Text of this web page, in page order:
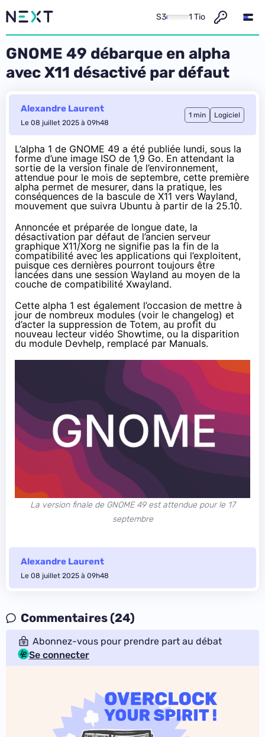
S3 1 Tio
GNOME 49 débarque en alpha
avec X11 désactivé par défaut
Alexandre Laurent
Le 08 juillet 2025 à 09h48
1 min Logiciel
L’alpha 1 de GNOME 49 a été publiée lundi, sous la
forme d’une image ISO de 1,9 Go. En attendant la
sortie de la version finale de l’environnement,
attendue pour le mois de septembre, cette première
alpha permet de mesurer, dans la pratique, les
conséquences de la bascule de X11 vers Wayland,
mouvement que suivra Ubuntu à partir de la 25.10.
Annoncée et préparée de longue date, la
désactivation par défaut de l’ancien serveur
graphique X11/Xorg ne signifie pas la fin de la
compatibilité avec les applications qui l’exploitent,
puisque ces dernières pourront toujours être
lancées dans une session Wayland au moyen de la
couche de compatibilité Xwayland.
Cette alpha 1 est également l’occasion de mettre à
jour de nombreux modules (voir le changelog) et
d’acter la suppression de Totem, au profit du
nouveau lecteur vidéo Showtime, ou la disparition
du module Devhelp, remplacé par Manuals.
La version finale de GNOME 49 est attendue pour le 17
septembre
Alexandre Laurent
Le 08 juillet 2025 à 09h48
Commentaires (24)
Abonnez-vous pour prendre part au débat
Se connecter